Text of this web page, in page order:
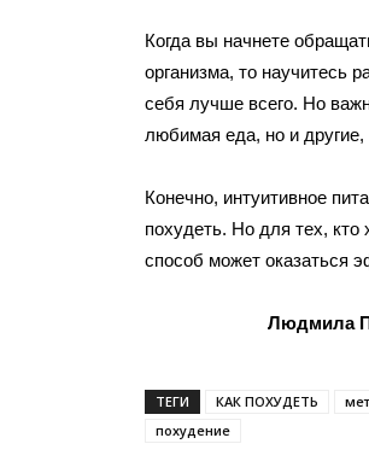
Когда вы начнете
организма, то научитесь
себя лучше всего. Но
любимая еда, но и
Конечно, интуитивное
похудеть. Но для тех, кто
способ может оказаться
Людмила
ТЕГИ КАК ПОХУДЕТЬ
похудение